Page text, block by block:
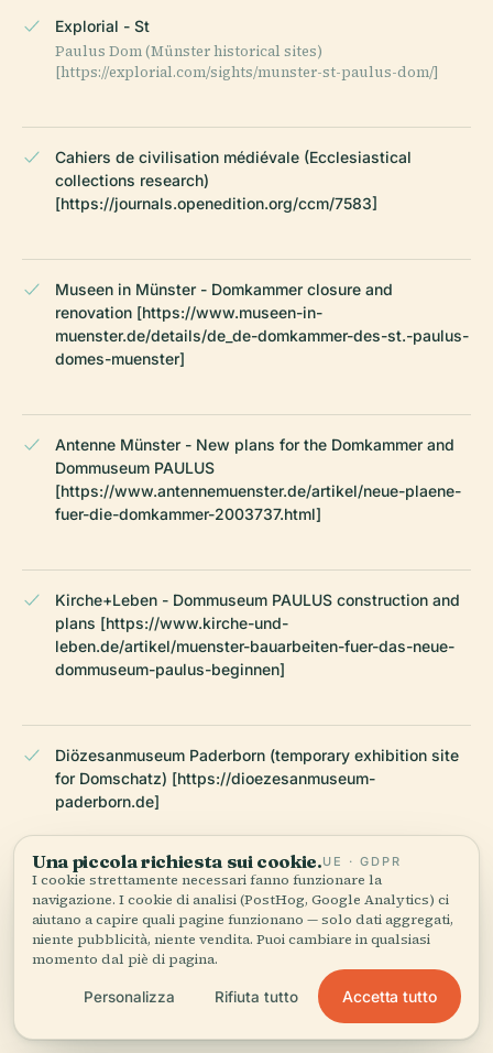
Explorial - St
Paulus Dom (Münster historical sites)
[https://explorial.com/sights/munster-st-paulus-dom/]
Cahiers de civilisation médiévale (Ecclesiastical
collections research)
[https://journals.openedition.org/ccm/7583]
Museen in Münster - Domkammer closure and
renovation [https://www.museen-in-
muenster.de/details/de_de-domkammer-des-st.-paulus-
domes-muenster]
Antenne Münster - New plans for the Domkammer and
Dommuseum PAULUS
[https://www.antennemuenster.de/artikel/neue-plaene-
fuer-die-domkammer-2003737.html]
Kirche+Leben - Dommuseum PAULUS construction and
plans [https://www.kirche-und-
leben.de/artikel/muenster-bauarbeiten-fuer-das-neue-
dommuseum-paulus-beginnen]
Diözesanmuseum Paderborn (temporary exhibition site
for Domschatz) [https://dioezesanmuseum-
paderborn.de]
Paulusdom.de - St
Paul’s Cathedral official site [https://www.paulusdom.de/]
Ricercato da Wikidata, Wikipedia e fonti ufficiali · verificato ·
Come creiamo le nostre guide →
Una piccola richiesta sui cookie.UE · GDPR
I cookie strettamente necessari fanno funzionare la
navigazione. I cookie di analisi (PostHog, Google Analytics) ci
aiutano a capire quali pagine funzionano — solo dati aggregati,
niente pubblicità, niente vendita. Puoi cambiare in qualsiasi
momento dal piè di pagina.
Personalizza Rifiuta tutto Accetta tutto